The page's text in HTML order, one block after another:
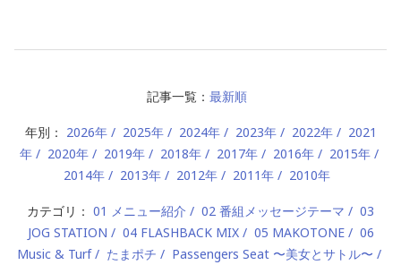
記事一覧： 最新順
年別： 2026年 2025年 2024年 2023年 2022年
2021
年
2020年 2019年 2018年 2017年 2016年
2015年
2014年
2013年 2012年 2011年 2010年
カテゴリ： 01 メニュー紹介 02 番組メッセージテーマ
03
JOG STATION
04 FLASHBACK MIX 05 MAKOTONE
06
Music & Turf
たまポチ
Passengers Seat 〜美女とサトル〜